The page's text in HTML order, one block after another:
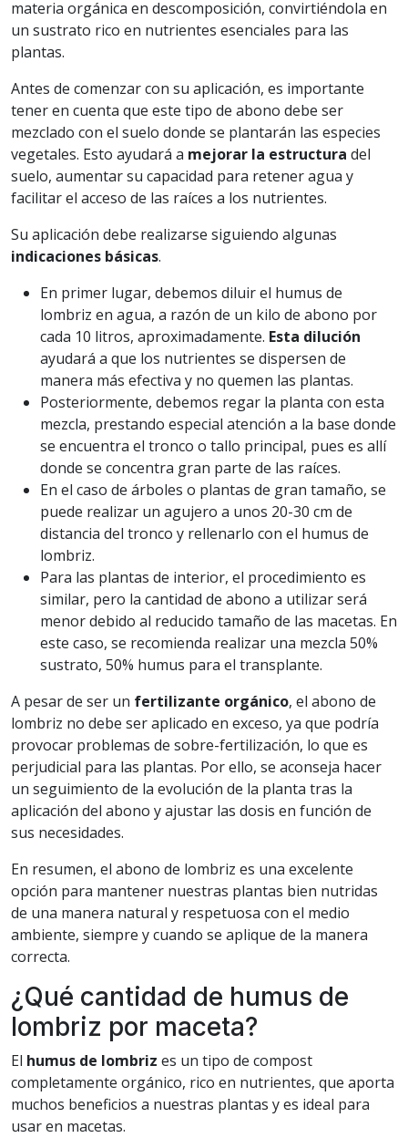
materia orgánica en descomposición, convirtiéndola en
un sustrato rico en nutrientes esenciales para las
plantas.
Antes de comenzar con su aplicación, es importante
tener en cuenta que este tipo de abono debe ser
mezclado con el suelo donde se plantarán las especies
vegetales. Esto ayudará a mejorar la estructura del
suelo, aumentar su capacidad para retener agua y
facilitar el acceso de las raíces a los nutrientes.
Su aplicación debe realizarse siguiendo algunas
indicaciones básicas.
En primer lugar, debemos diluir el humus de
lombriz en agua, a razón de un kilo de abono por
cada 10 litros, aproximadamente. Esta dilución
ayudará a que los nutrientes se dispersen de
manera más efectiva y no quemen las plantas.
Posteriormente, debemos regar la planta con esta
mezcla, prestando especial atención a la base donde
se encuentra el tronco o tallo principal, pues es allí
donde se concentra gran parte de las raíces.
En el caso de árboles o plantas de gran tamaño, se
puede realizar un agujero a unos 20-30 cm de
distancia del tronco y rellenarlo con el humus de
lombriz.
Para las plantas de interior, el procedimiento es
similar, pero la cantidad de abono a utilizar será
menor debido al reducido tamaño de las macetas. En
este caso, se recomienda realizar una mezcla 50%
sustrato, 50% humus para el transplante.
A pesar de ser un fertilizante orgánico, el abono de
lombriz no debe ser aplicado en exceso, ya que podría
provocar problemas de sobre-fertilización, lo que es
perjudicial para las plantas. Por ello, se aconseja hacer
un seguimiento de la evolución de la planta tras la
aplicación del abono y ajustar las dosis en función de
sus necesidades.
En resumen, el abono de lombriz es una excelente
opción para mantener nuestras plantas bien nutridas
de una manera natural y respetuosa con el medio
ambiente, siempre y cuando se aplique de la manera
correcta.
¿Qué cantidad de humus de
lombriz por maceta?
El humus de lombriz es un tipo de compost
completamente orgánico, rico en nutrientes, que aporta
muchos beneficios a nuestras plantas y es ideal para
usar en macetas.